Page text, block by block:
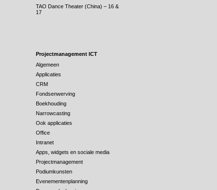
TAO Dance Theater (China) – 16 &
17
Projectmanagement ICT
Algemeen
Applicaties
CRM
Fondsenwerving
Boekhouding
Narrowcasting
Ook applicaties
Office
Intranet
Apps, widgets en sociale media
Projectmanagement
Podiumkunsten
Evenementenplanning